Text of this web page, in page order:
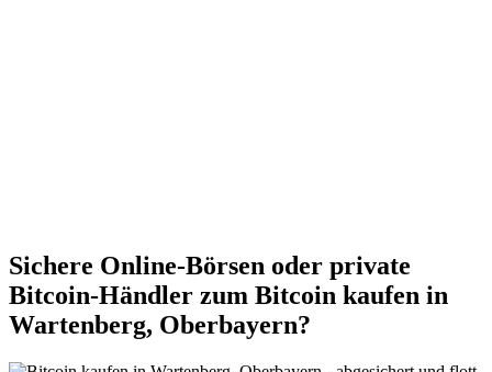
Sichere Online-Börsen oder private
Bitcoin-Händler zum Bitcoin kaufen in
Wartenberg, Oberbayern?